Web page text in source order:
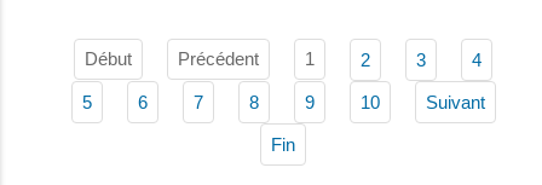
Début Précédent 1 2 3 4
5 6 7 8 9 10 Suivant
Fin